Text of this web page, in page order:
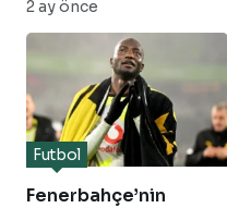
Resmi Sözleşme
2 ay önce
Fenerbahçe’nin
Futbol